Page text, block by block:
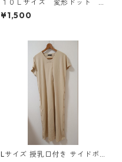
１０Ｌサイズ 変形ドット
花柄 ボウタイブラウス オ
フホワイト KAE-4775
¥1,500
Lサイズ 授乳口付き サイドボ